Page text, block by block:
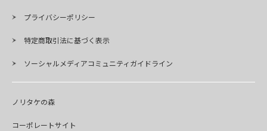
プライバシーポリシー
特定商取引法に基づく表示
ソーシャルメディアコミュニティガイドライン
ノリタケの森
コーポレートサイト